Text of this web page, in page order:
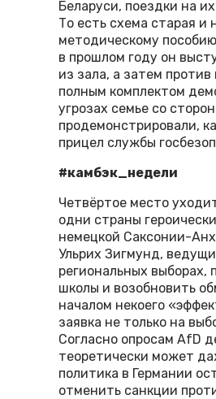
Беларуси, поездки на
То есть схема старая
методическому
в прошлом году он
из зала, а затем
полным комплектом
угрозах семье со
продемонстрировали,
прицел службы
#камбэк_недели
Четвёртое место
одни страны
немецкой Саксонии-
Ульрих Зигмунд,
региональных выборах,
школы и возобновить
началом некоего
заявка не только на
Согласно опросам AfD
теоретически может
политика в Германии
отменить санкции